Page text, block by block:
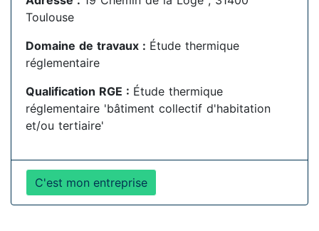
Toulouse
Domaine de travaux : Étude thermique
réglementaire
Qualification RGE : Étude thermique
réglementaire 'bâtiment collectif d'habitation
et/ou tertiaire'
C'est mon entreprise